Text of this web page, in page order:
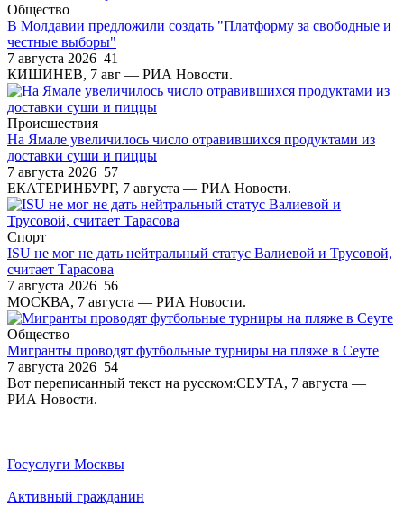
Общество
В Молдавии предложили создать "Платформу за свободные и
честные выборы"
7 августа 2026 41
КИШИНЕВ, 7 авг — РИА Новости.
Происшествия
На Ямале увеличилось число отравившихся продуктами из
доставки суши и пиццы
7 августа 2026 57
ЕКАТЕРИНБУРГ, 7 августа — РИА Новости.
Спорт
ISU не мог не дать нейтральный статус Валиевой и Трусовой,
считает Тарасова
7 августа 2026 56
МОСКВА, 7 августа — РИА Новости.
Общество
Мигранты проводят футбольные турниры на пляже в Сеуте
7 августа 2026 54
Вот переписанный текст на русском:СЕУТА, 7 августа —
РИА Новости.
Госуслуги Москвы
Активный гражданин